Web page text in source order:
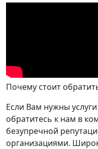
Почему стоит
Если Вам нужны
обратитесь к нам в
безупречной
организациями.